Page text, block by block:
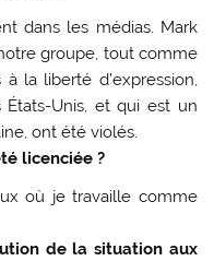
dans les médias. Mark
groupe, tout comme
la liberté d’expression,
Unis, et qui est un
ont été violés.
licenciée ?
où je travaille comme
de la situation aux